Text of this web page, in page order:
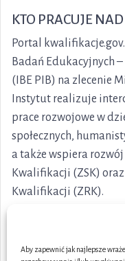
Aby zapewnić jak najlepsze
KTO PRACUJE
Portal
Badań Edukacyjnych
(IBE PIB) na zlecenie
Instytut realizuje
prace rozwojowe w
społecznych,
a także wspiera
Kwalifikacji (ZSK)
Kwalifikacji (ZRK).